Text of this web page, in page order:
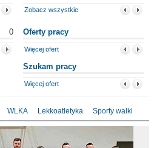
Zobacz wszystkie
0 Oferty pracy
Więcej ofert
Szukam pracy
Więcej ofert
WLKA Lekkoatletyka Sporty walki